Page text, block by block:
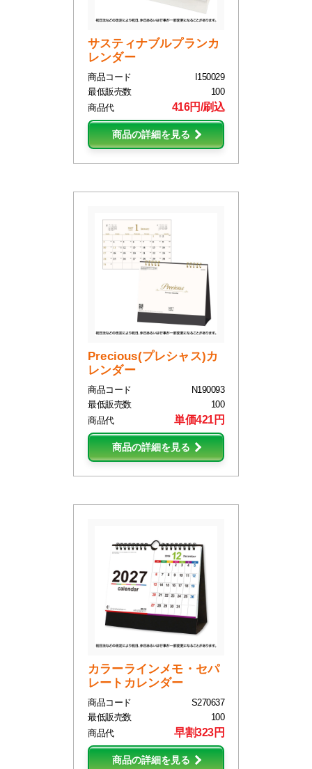
サスティナブルプランカ
レンダー
商品コード
I150029
最低販売数
100
商品代
416円/刷込
商品の詳細を見る
Precious(プレシャス)カ
レンダー
商品コード
N190093
最低販売数
100
商品代
単価421円
商品の詳細を見る
カラーラインメモ・セパ
レートカレンダー
商品コード
S270637
最低販売数
100
商品代
早割323円
商品の詳細を見る